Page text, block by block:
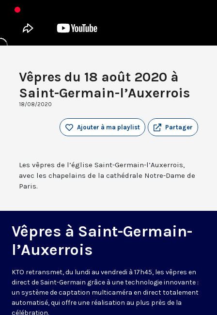
Vêpres du 18 août 2020 à
Saint-Germain-l’Auxerrois
18/08/2020
Partager
Ajouter à ma playlist
Les vêpres de l’église Saint-Germain-l’Auxerrois,
avec les chapelains de la cathédrale Notre-Dame de
Paris.
Vêpres à Saint-Germain-
l’Auxerrois
KTO retransmet, du lundi au vendredi à 17h45, les vêpres en
direct de Saint-Germain grâce à une technologie innovante :
un système de captation multicaméra en direct totalement
automatisé, qui offre une réalisation au plus près de la
célébration.